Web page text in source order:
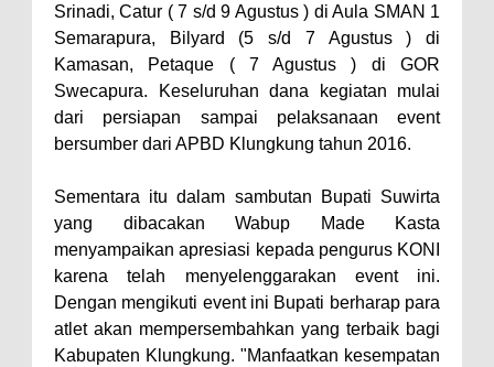
Srinadi, Catur ( 7 s/d 9 Agustus ) di Aula SMAN 1
Semarapura, Bilyard (5 s/d 7 Agustus ) di
Kamasan, Petaque ( 7 Agustus ) di GOR
Swecapura. Keseluruhan dana kegiatan mulai
dari persiapan sampai pelaksanaan event
bersumber dari APBD Klungkung tahun 2016.
Sementara itu dalam sambutan Bupati Suwirta
yang dibacakan Wabup Made Kasta
menyampaikan apresiasi kepada pengurus KONI
karena telah menyelenggarakan event ini.
Dengan mengikuti event ini Bupati berharap para
atlet akan mempersembahkan yang terbaik bagi
Kabupaten Klungkung. "Manfaatkan kesempatan